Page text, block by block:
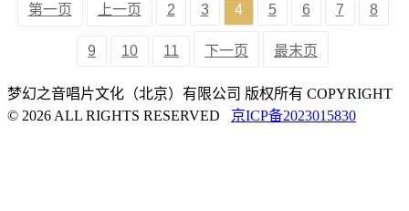
第一页 上一页 2 3 4 5 6 7 8
9 10 11 下一页 最末页
梦幻之音唱片文化（北京）有限公司 版权所有 COPYRIGHT
© 2026 ALL RIGHTS RESERVED 京ICP备2023015830